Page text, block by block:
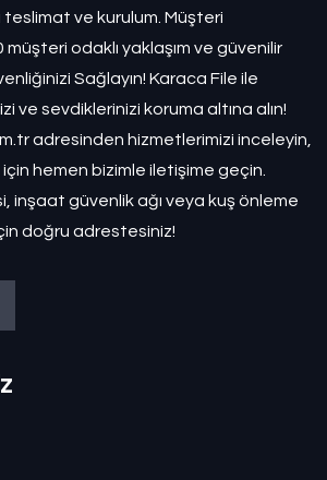
teslimat ve kurulum. Müşteri
odaklı yaklaşım ve güvenilir
Sağlayın! Karaca File ile
ve sevdiklerinizi koruma altına alın!
adresinden hizmetlerimizi inceleyin,
hemen bizimle iletişime geçin.
inşaat güvenlik ağı veya kuş önleme
doğru adrestesiniz!